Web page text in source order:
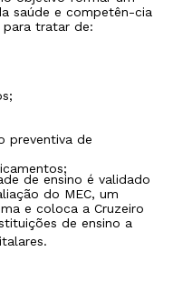
saúde e competên-cia
para tratar de:
preventiva de
de ensino é validado
do MEC, um
e coloca a Cruzeiro
de ensino a